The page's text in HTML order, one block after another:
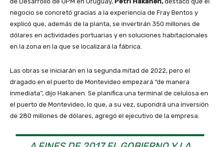
negocio se concretó gracias a la experiencia de Fray Bentos y
explicó que, además de la planta, se invertirán 350 millones de
dólares en actividades portuarias y en soluciones habitacionales
en la zona en la que se localizará la fábrica.
Las obras se iniciarán en la segunda mitad de 2022, pero el
dragado en el puerto de Montevideo empezará “de manera
inmediata”, dijo Hakanen. Se planifica una terminal de celulosa en
el puerto de Montevideo, lo que, a su vez, supondrá una inversión
de 280 millones de dólares, agregó el ejecutivo de la empresa.